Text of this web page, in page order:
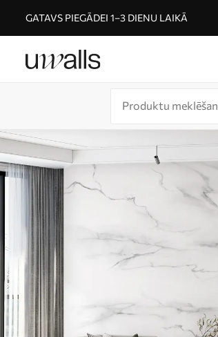
GATAVS PIEGĀDEI 1–3 DIENU LAIKĀ